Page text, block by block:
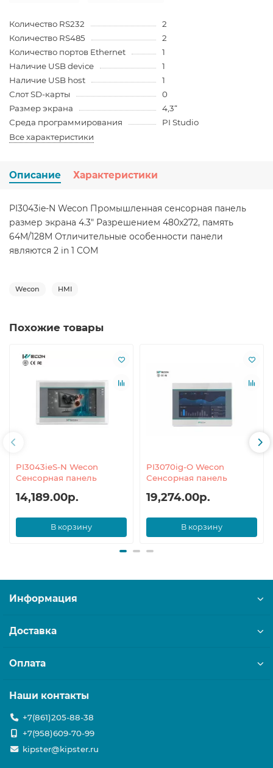
Количество RS232
2
Количество RS485
2
Количество портов Ethernet
1
Наличие USB device
1
Наличие USB host
1
Слот SD-карты
0
Размер экрана
4,3“
Среда программирования
PI Studio
Все характеристики
Описание Характеристики
PI3043ie-N Wecon Промышленная сенсорная панель
размер экрана 4.3" Разрешением 480x272, память
64M/128M Отличительные особенности панели
являются 2 in 1 COM
Wecon HMI
Похожие товары
PI3043ieS-N Wecon
Сенсорная панель
14,189.00р.
В корзину
PI3070ig-O Wecon
Сенсорная панель
19,274.00р.
В корзину
Информация
Доставка
Оплата
Наши контакты
+7(861)205-88-38
+7(958)609-70-99
kipster@kipster.ru